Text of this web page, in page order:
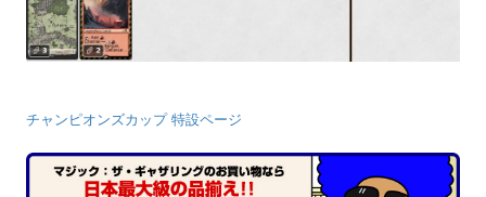
チャンピオンズカップ 特設ページ